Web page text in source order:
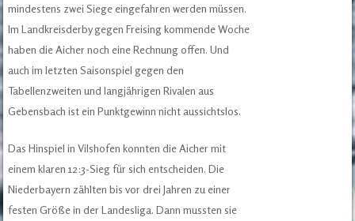
mindestens zwei Siege eingefahren werden müssen.
Im Landkreisderby gegen Freising kommende Woche
haben die Aicher noch eine Rechnung offen. Und
auch im letzten Saisonspiel gegen den
Tabellenzweiten und langjährigen Rivalen aus
Gebensbach ist ein Punktgewinn nicht aussichtslos.
Das Hinspiel in Vilshofen konnten die Aicher mit
einem klaren 12:3-Sieg für sich entscheiden. Die
Niederbayern zählten bis vor drei Jahren zu einer
festen Größe in der Landesliga. Dann mussten sie